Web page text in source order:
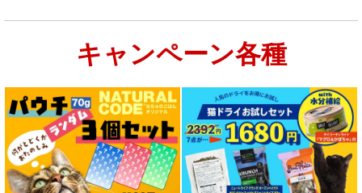
キャンペーン各種